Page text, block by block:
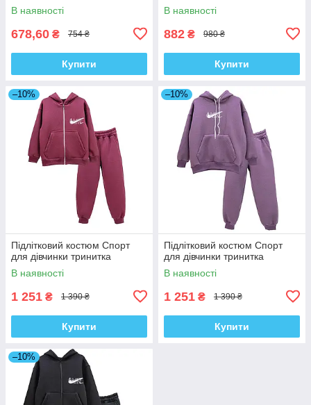
В наявності
678,60 ₴ 754 ₴
Купити
В наявності
882 ₴ 980 ₴
Купити
–10%
Підлітковий костюм Спорт
для дівчинки тринитка
В наявності
1 251 ₴ 1 390 ₴
Купити
–10%
Підлітковий костюм Спорт
для дівчинки тринитка
В наявності
1 251 ₴ 1 390 ₴
Купити
–10%